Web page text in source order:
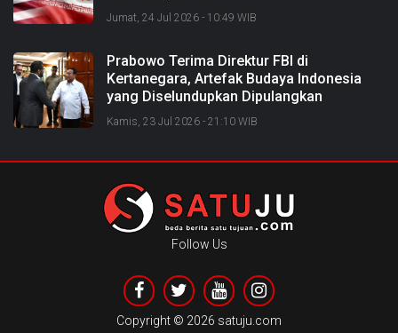
Jumat, 24 Jul 2026 - 10:49 WIB
Prabowo Terima Direktur FBI di
Kertanegara, Artefak Budaya Indonesia
yang Diselundupkan Dipulangkan
Kamis, 23 Jul 2026 - 21:10 WIB
Follow Us
Copyright © 2026 satuju.com